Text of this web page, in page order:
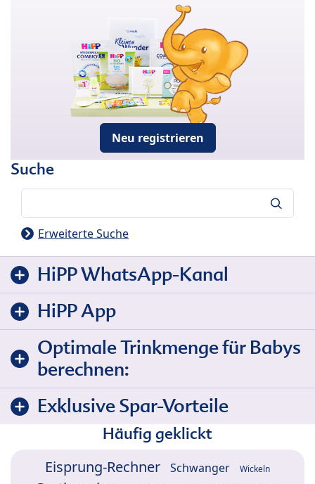
Neu registrieren
Suche
Erweiterte Suche
HiPP WhatsApp-Kanal
HiPP App
Optimale Trinkmenge für Babys
berechnen:
Exklusive Spar-Vorteile
Häufig geklickt
Eisprung-Rechner Schwanger Wickeln